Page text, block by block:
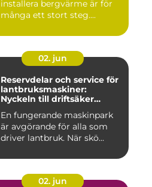
installera bergvärme är för
många ett stort steg....
02. jun
Reservdelar och service för
lantbruksmaskiner:
Nyckeln till driftsäker
En fungerande maskinpark
är avgörande för alla som
driver lantbruk. När skö...
02. jun